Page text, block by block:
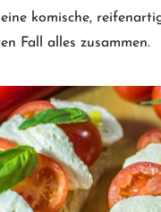
komische,
Fall alles zusammen.